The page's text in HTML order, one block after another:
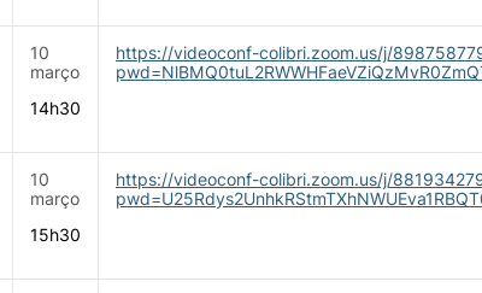
10
março
14h30
https://videoconf-colibri.zoom.us/j/
10
março
15h30
https://videoconf-colibri.zoom.us/j/